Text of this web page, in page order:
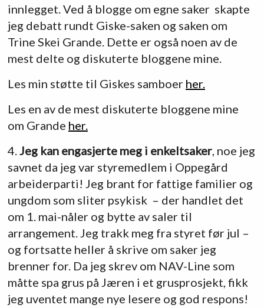
innlegget. Ved å blogge om egne saker skapte
jeg debatt rundt Giske-saken og saken om
Trine Skei Grande. Dette er også noen av de
mest delte og diskuterte bloggene mine.
Les min støtte til Giskes samboer her.
Les en av de mest diskuterte bloggene mine
om Grande her.
4.Jeg kan engasjerte meg i enkeltsaker, noe jeg
savnet da jeg var styremedlem i Oppegård
arbeiderparti! Jeg brant for fattige familier og
ungdom som sliter psykisk – der handlet det
om 1. mai-nåler og bytte av saler til
arrangement. Jeg trakk meg fra styret før jul –
og fortsatte heller å skrive om saker jeg
brenner for. Da jeg skrev om NAV-Line som
måtte spa grus på Jæren i et grusprosjekt, fikk
jeg uventet mange nye lesere og god respons!